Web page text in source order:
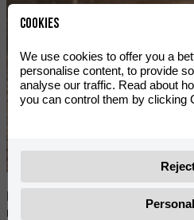
RIEJU verstärkt sein
neuen Horizonten jenseits des
Cookies
We use cookies to offer you a
personalise content, to provide
analyse our traffic. Read about
you can control them by clicking